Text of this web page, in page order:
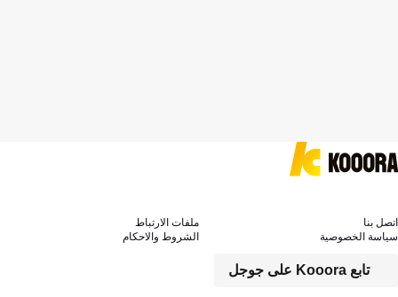
تابع Kooora على جوجل
اتصل بنا
ملفات الارتباط
سياسة الخصوصية
الشروط والاحكام